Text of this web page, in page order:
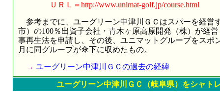
ＵＲＬ＝http://www.unimat-golf.jp/course.html
参考までに、ユーグリーン中津川ＧＣはスパーを経営
市）の100％出資子会社・青木ヶ原高原開発（株）が経
事再生法を申請し、その後、ユニマットグループをスポ
月に同グループが傘下に収めたもの。
→ ユーグリーン中津川ＧＣの過去の経緯
ユーグリーン中津川ＧＣ（岐阜県）をシャト